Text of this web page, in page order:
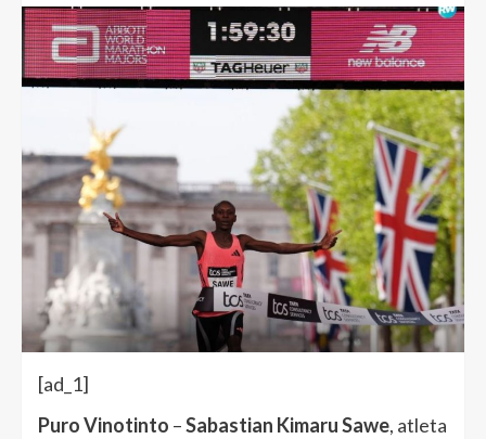
[ad_1]
Puro Vinotinto –Sabastian Kimaru Sawe, atleta